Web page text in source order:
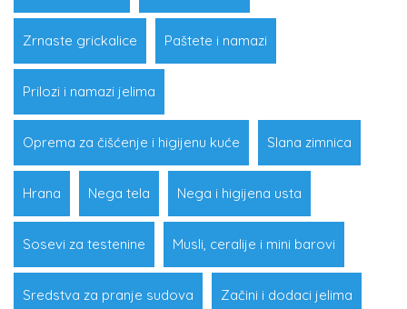
Zrnaste grickalice Paštete i namazi
Prilozi i namazi jelima
Oprema za čišćenje i higijenu kuće Slana zimnica
Hrana Nega tela Nega i higijena usta
Sosevi za testenine Musli, ceralije i mini barovi
Sredstva za pranje sudova Začini i dodaci jelima